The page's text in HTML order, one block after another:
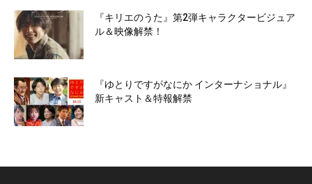
『キリエのうた』第2弾キャラクタービジュア
ル＆映像解禁！
『ゆとりですがなにか インターナショナル』
新キャスト＆特報解禁